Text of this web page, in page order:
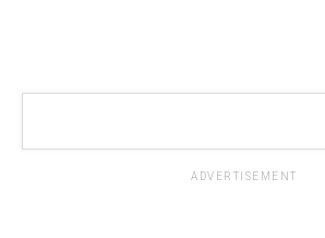
ADVERTISEMENT